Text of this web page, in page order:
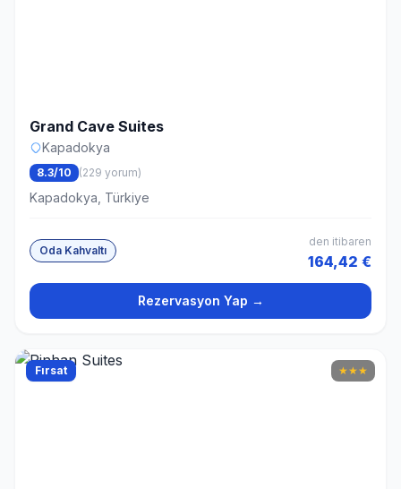
Grand Cave Suites
Kapadokya
8.3/10 (229 yorum)
Kapadokya, Türkiye
Oda Kahvaltı
den itibaren
164,42 €
Rezervasyon Yap →
Fırsat ★★★